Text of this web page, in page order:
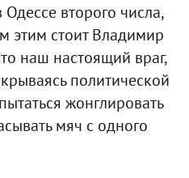
второго числа,
этим стоит Владимир
наш настоящий враг,
политической
жонглировать
мяч с одного